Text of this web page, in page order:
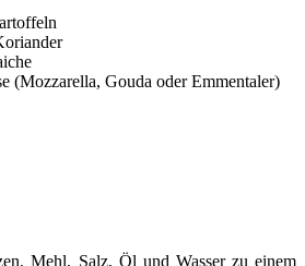
(Mozzarella, Gouda oder Emmentaler)
Mehl, Salz, Öl und Wasser zu einem